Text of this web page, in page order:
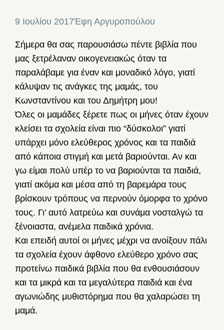
9 Ιουλίου 2017Έφη Αργυροπούλου
Σήμερα θα σας παρουσιάσω πέντε βιβλία που
μας ξετρέλαναν οικογενειακώς όταν τα
παραλάβαμε για έναν και μοναδικό λόγο, γιατί
κάλυψαν τις ανάγκες της μαμάς, του
Κωνσταντίνου και του Δημήτρη μου!
Όλες οι μαμάδες ξέρετε πως οι μήνες όταν έχουν
κλείσει τα σχολεία είναι πιο “δύσκολοι” γιατί
υπάρχει μόνο ελεύθερος χρόνος και τα παιδιά
από κάποια στιγμή και μετά βαριούνται. Αν και
γω είμαι πολύ υπέρ το να βαριούνται τα παιδιά,
γιατί ακόμα και μέσα από τη βαρεμάρα τους
βρίσκουν τρόπους να περνούν όμορφα το χρόνο
τους. Γι’ αυτό λατρεύω και συνάμα νοσταλγώ τα
ξένοιαστα, ανέμελα παιδικά χρόνια.
Και επειδή αυτοί οι μήνες μέχρι να ανοίξουν πάλι
τα σχολεία έχουν άφθονο ελεύθερο χρόνο σας
προτείνω παιδικά βιβλία που θα ενθουσιάσουν
και τα μικρά και τα μεγαλύτερα παιδιά και ένα
αγωνιώδης μυθιστόρημα που θα χαλαρώσει τη
μαμά.